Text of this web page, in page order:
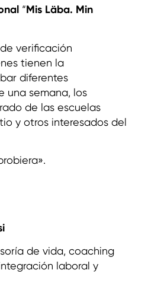
“Mis Läba. Min
verificación
tienen la
diferentes
una semana, los
de las escuelas
y otros interesados del
de vida, coaching
laboral y